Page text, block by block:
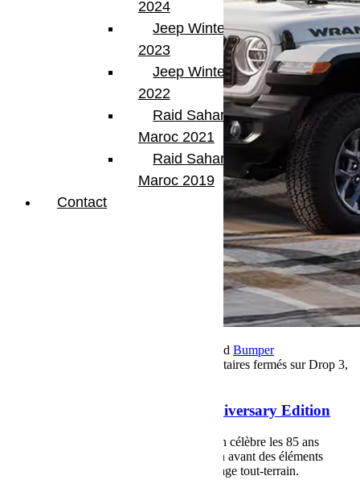
Par Martial BumperOffroad Bumper
Commentaires fermés sur Drop 3,
Drop 3, Jeep Wrangler 85th Anniversary Edition
La Jeep Wrangler 85th Anniversary Edition célèbre les 85 ans
d’aventure de la marque Jeep en mettant en avant des éléments
exclusifs qui rendent hommage à son héritage tout-terrain.
2024
Jeep Winter Tour
2023
Jeep Winter Tour
2022
Raid Sahara Tour
Maroc 2021
Raid Sahara Tour
Maroc 2019
Contact